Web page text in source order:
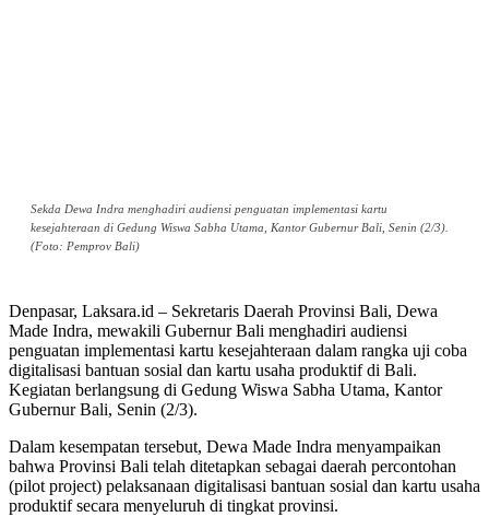
Sekda Dewa Indra menghadiri audiensi penguatan implementasi kartu
kesejahteraan di Gedung Wiswa Sabha Utama, Kantor Gubernur Bali, Senin (2/3).
(Foto: Pemprov Bali)
Denpasar, Laksara.id – Sekretaris Daerah Provinsi Bali, Dewa
Made Indra, mewakili Gubernur Bali menghadiri audiensi
penguatan implementasi kartu kesejahteraan dalam rangka uji coba
digitalisasi bantuan sosial dan kartu usaha produktif di Bali.
Kegiatan berlangsung di Gedung Wiswa Sabha Utama, Kantor
Gubernur Bali, Senin (2/3).
Dalam kesempatan tersebut, Dewa Made Indra menyampaikan
bahwa Provinsi Bali telah ditetapkan sebagai daerah percontohan
(pilot project) pelaksanaan digitalisasi bantuan sosial dan kartu usaha
produktif secara menyeluruh di tingkat provinsi.